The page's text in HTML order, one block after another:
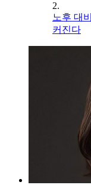
2.
노후 대
커진다